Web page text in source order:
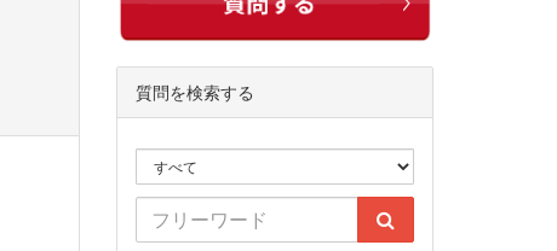
質問を検索する